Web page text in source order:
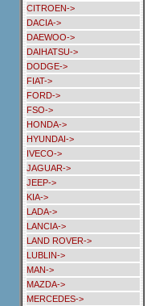
CITROEN->
DACIA->
DAEWOO->
DAIHATSU->
DODGE->
FIAT->
FORD->
FSO->
HONDA->
HYUNDAI->
IVECO->
JAGUAR->
JEEP->
KIA->
LADA->
LANCIA->
LAND ROVER->
LUBLIN->
MAN->
MAZDA->
MERCEDES->